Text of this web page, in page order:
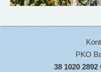
PKO
38 1020 2892